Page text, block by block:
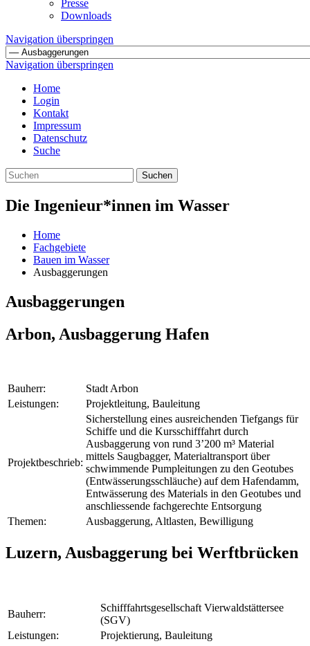
Presse
Downloads
Navigation überspringen
Navigation überspringen
Home
Login
Kontakt
Impressum
Datenschutz
Suche
Suchen
Die Ingenieur*innen im Wasser
Home
Fachgebiete
Bauen im Wasser
Ausbaggerungen
Ausbaggerungen
Arbon, Ausbaggerung Hafen
Bauherr:
Stadt Arbon
Leistungen:
Projektleitung, Bauleitung
Projektbeschrieb:
Sicherstellung eines ausreichenden Tiefgangs für
Schiffe und die Kursschifffahrt durch
Ausbaggerung von rund 3’200 m³ Material
mittels Saugbagger, Materialtransport über
schwimmende Pumpleitungen zu den Geotubes
(Entwässerungsschläuche) auf dem Hafendamm,
Entwässerung des Materials in den Geotubes und
anschliessende fachgerechte Entsorgung
Themen:
Ausbaggerung, Altlasten, Bewilligung
Luzern, Ausbaggerung bei Werftbrücken
Bauherr:
Schifffahrtsgesellschaft Vierwaldstättersee
(SGV)
Leistungen:
Projektierung, Bauleitung